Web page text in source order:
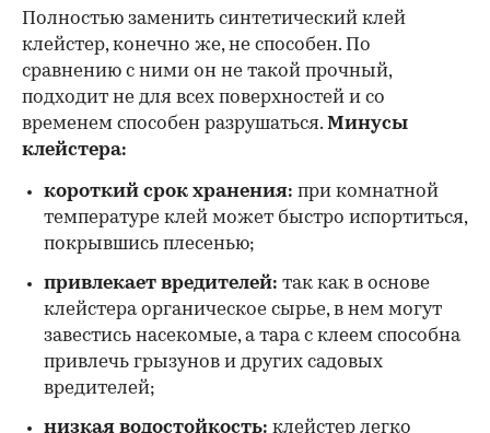
Полностью заменить синтетический клей
клейстер, конечно же, не способен. По
сравнению с ними он не такой прочный,
подходит не для всех поверхностей и со
временем способен разрушаться. Минусы
клейстера:
короткий срок хранения: при комнатной
температуре клей может быстро испортиться,
покрывшись плесенью;
привлекает вредителей: так как в основе
клейстера органическое сырье, в нем могут
завестись насекомые, а тара с клеем способна
привлечь грызунов и других садовых
вредителей;
низкая водостойкость: клейстер легко